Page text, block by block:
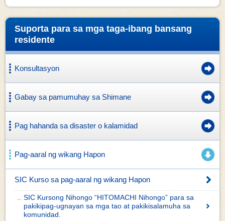
Suporta para sa mga taga-ibang bansang
residente
Konsultasyon
Gabay sa pamumuhay sa Shimane
Pag hahanda sa disaster o kalamidad
Pag-aaral ng wikang Hapon
SIC Kurso sa pag-aaral ng wikang Hapon
SIC Kursong Nihongo “HITOMACHI Nihongo” para sa
pakikipag-ugnayan sa mga tao at pakikisalamuha sa
komunidad.